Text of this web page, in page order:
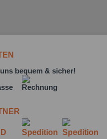
bequem & sicher!